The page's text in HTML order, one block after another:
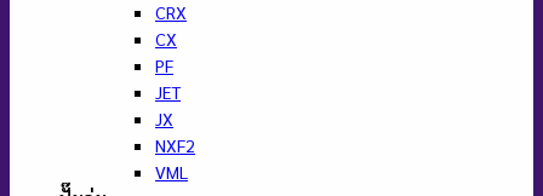
CRX
CX
PF
JET
JX
NXF2
VML